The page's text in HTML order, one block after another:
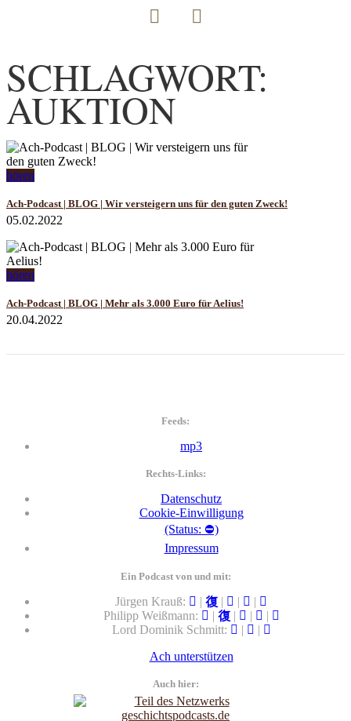
SCHLAGWORT:
AUKTION
hören
Ach-Podcast | BLOG | Wir versteigern uns für den guten Zweck!
05.02.2022
hören
Ach-Podcast | BLOG | Mehr als 3.000 Euro für Aelius!
20.04.2022
Feeds:
mp3
Rechts-Links:
Datenschutz
Cookie-Einwilligung
(Status: ⛔)
Impressum
Ein Podcast von und mit:
Jürgen Krauß: | | |
|
Philipp Weißmann:
| | |
|
Lord Dominik Schmitt:
|
|
Ach unterstützen
Auch hier: